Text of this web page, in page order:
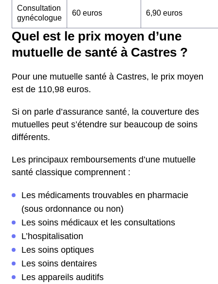
Consultation
gynécologue
60 euros 6,90 euros
Quel est le prix moyen d’une
mutuelle de santé à Castres ?
Pour une mutuelle santé à Castres, le prix moyen
est de 110,98 euros.
Si on parle d’assurance santé, la couverture des
mutuelles peut s’étendre sur beaucoup de soins
différents.
Les principaux remboursements d’une mutuelle
santé classique comprennent :
Les médicaments trouvables en pharmacie
(sous ordonnance ou non)
Les soins médicaux et les consultations
L’hospitalisation
Les soins optiques
Les soins dentaires
Les appareils auditifs